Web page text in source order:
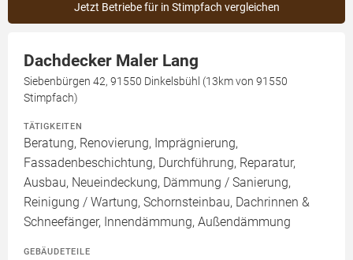
Jetzt Betriebe für in Stimpfach vergleichen
Dachdecker Maler Lang
Siebenbürgen 42, 91550 Dinkelsbühl (13km von 91550
Stimpfach)
TÄTIGKEITEN
Beratung, Renovierung, Imprägnierung,
Fassadenbeschichtung, Durchführung, Reparatur,
Ausbau, Neueindeckung, Dämmung / Sanierung,
Reinigung / Wartung, Schornsteinbau, Dachrinnen &
Schneefänger, Innendämmung, Außendämmung
GEBÄUDETEILE